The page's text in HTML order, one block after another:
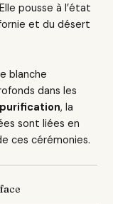
pousse à l’état
et du désert
blanche
dans les
purification, la
sont liées en
ces cérémonies.